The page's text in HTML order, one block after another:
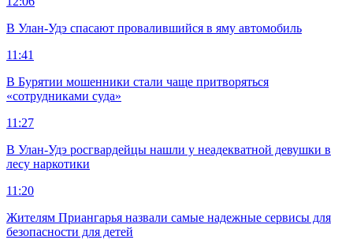
В Улан-Удэ спасают провалившийся в яму автомобиль
11:41
В Бурятии мошенники стали чаще притворяться
«сотрудниками суда»
11:27
В Улан-Удэ росгвардейцы нашли у неадекватной девушки в
лесу наркотики
11:20
Жителям Приангарья назвали самые надежные сервисы для
безопасности для детей